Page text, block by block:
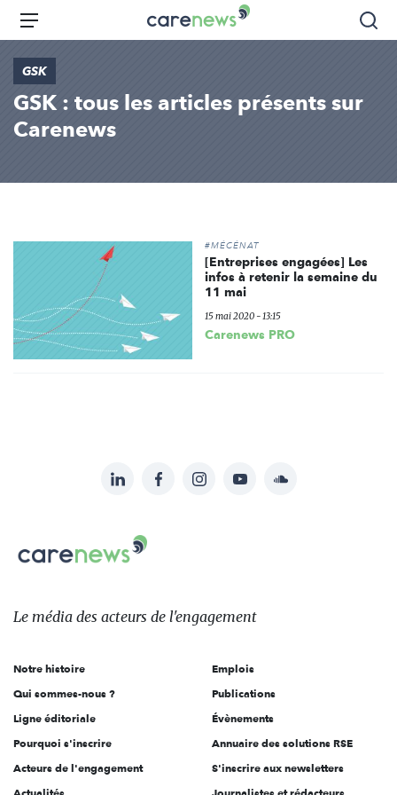
Aller
principal
Carenews,
Le
acteurs
Menu
GSK
GSK : tous les articles présents sur
Carenews
#MÉCÉNAT
[Entreprises engagées] Les
infos à retenir la semaine du
11 mai
15 mai 2020 - 13:15
Carenews PRO
sur:
LinkedInFacebookInstagramYouTubeSoundcloud
Carenews,
Le
des
l'engagement
Le média des acteurs de l'engagement
Notre histoire
Qui sommes-nous ?
Ligne éditoriale
Pourquoi s'inscrire
Acteurs de l'engagement
Emplois
Publications
Évènements
Annuaire des solutions RSE
S'inscrire aux newsletters